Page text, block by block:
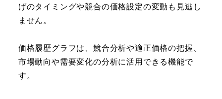
げのタイミングや競合の価格設定の変動も見逃し
ません。
価格履歴グラフは、競合分析や適正価格の把握、
市場動向や需要変化の分析に活用できる機能で
す。